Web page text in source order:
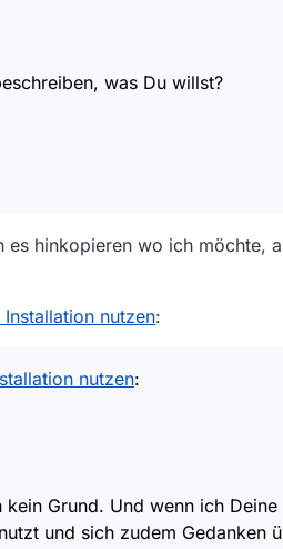
was Du willst?
es hinkopieren wo ich
Installation nutzen:
nutzen:
Grund. Und wenn ich
und sich zudem Gedanken